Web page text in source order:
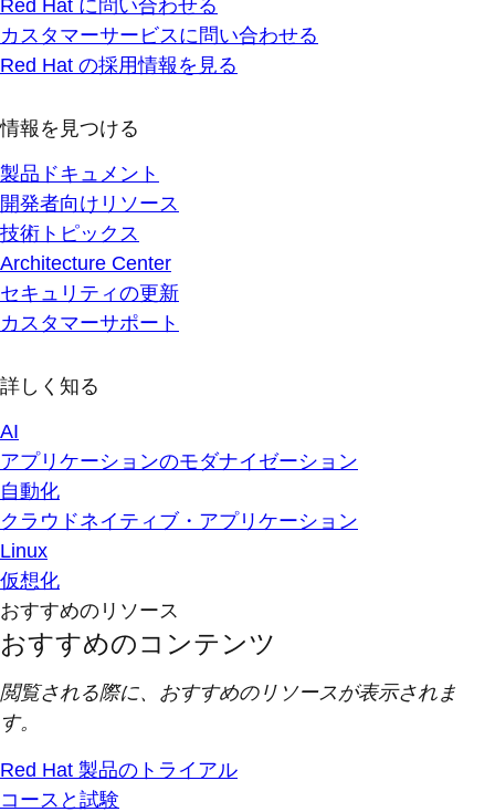
Red Hat に問い合わせる
カスタマーサービスに問い合わせる
Red Hat の採用情報を見る
情報を見つける
製品ドキュメント
開発者向けリソース
技術トピックス
Architecture Center
セキュリティの更新
カスタマーサポート
詳しく知る
AI
アプリケーションのモダナイゼーション
自動化
クラウドネイティブ・アプリケーション
Linux
仮想化
おすすめのリソース
おすすめのコンテンツ
閲覧される際に、おすすめのリソースが表示されま
す。
Red Hat 製品のトライアル
コースと試験